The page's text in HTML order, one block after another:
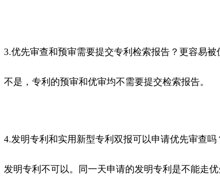
3.优先审查和预审需要提交专利检索报告？更容易被
不是，专利的预审和优审均不需要提交检索报告。
4.发明专利和实用新型专利双报可以申请优先审查吗
发明专利不可以。同一天申请的发明专利是不能走